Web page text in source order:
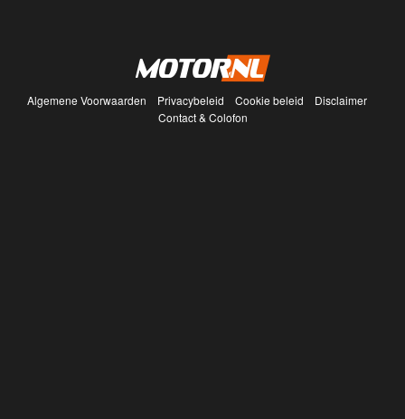
Algemene Voorwaarden Privacybeleid Cookie beleid
Disclaimer
Contact & Colofon